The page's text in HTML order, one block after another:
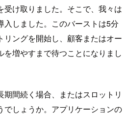
受け取りました。そこで、我々は
入しました。このバーストは5分
リングを開始し、顧客またはオー
を増やすまで待つことになりまし
期間続く場合、またはスロットリ
でしょうか。アプリケーションの